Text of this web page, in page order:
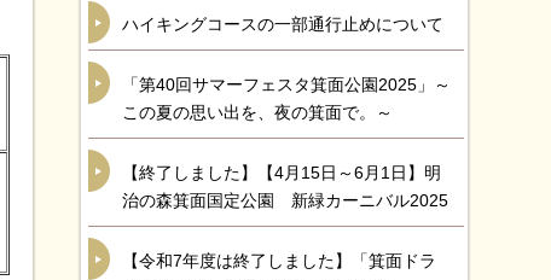
ハイキングコースの一部通行止めについて
「第40回サマーフェスタ箕面公園2025」～
この夏の思い出を、夜の箕面で。～
【終了しました】【4月15日～6月1日】明
治の森箕面国定公園 新緑カーニバル2025
【令和7年度は終了しました】「箕面ドラ